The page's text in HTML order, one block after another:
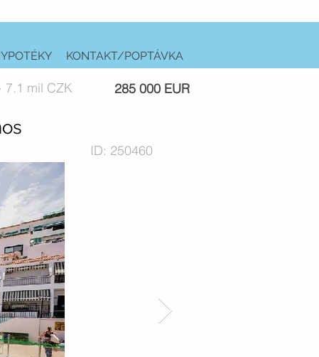
KONTAKT/POPTÁVKA
7.1 mil CZK 285 000 EUR
ID: 250460